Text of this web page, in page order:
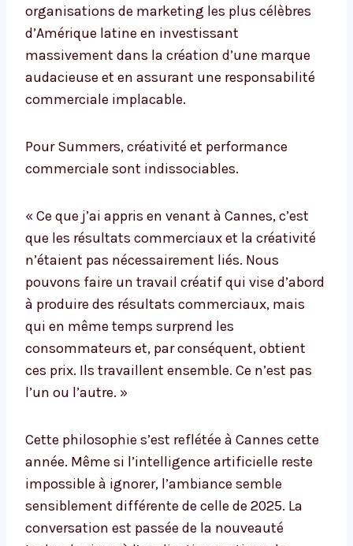
organisations de marketing les plus célèbres
d’Amérique latine en investissant
massivement dans la création d’une marque
audacieuse et en assurant une responsabilité
commerciale implacable.
Pour Summers, créativité et performance
commerciale sont indissociables.
« Ce que j’ai appris en venant à Cannes, c’est
que les résultats commerciaux et la créativité
n’étaient pas nécessairement liés. Nous
pouvons faire un travail créatif qui vise d’abord
à produire des résultats commerciaux, mais
qui en même temps surprend les
consommateurs et, par conséquent, obtient
ces prix. Ils travaillent ensemble. Ce n’est pas
l’un ou l’autre. »
Cette philosophie s’est reflétée à Cannes cette
année. Même si l’intelligence artificielle reste
impossible à ignorer, l’ambiance semble
sensiblement différente de celle de 2025. La
conversation est passée de la nouveauté